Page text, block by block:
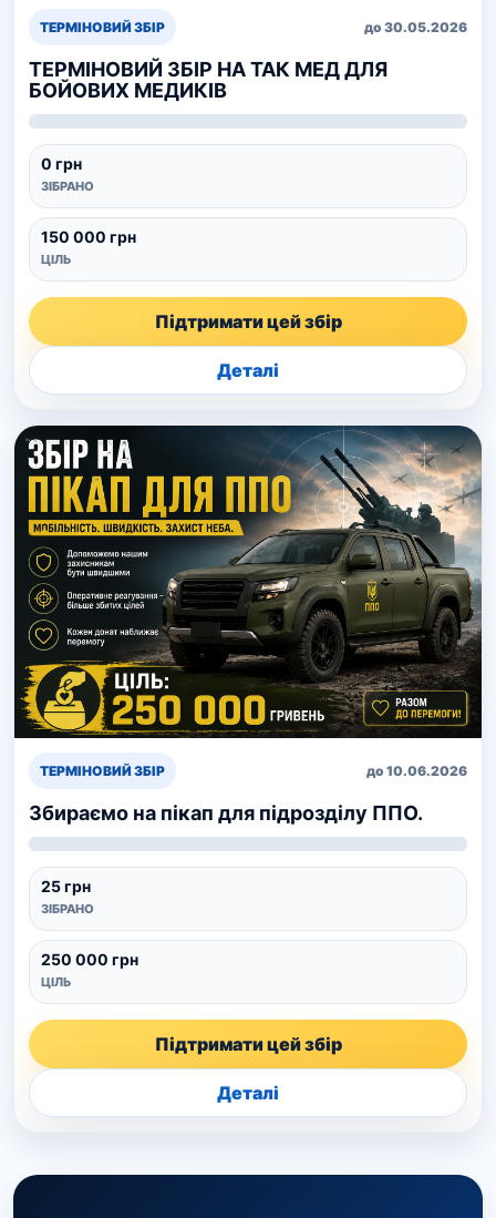
ТЕРМІНОВИЙ ЗБІР до 30.05.2026
ТЕРМІНОВИЙ ЗБІР НА ТАК МЕД ДЛЯ
БОЙОВИХ МЕДИКІВ
0 грн
ЗІБРАНО
150 000 грн
ЦІЛЬ
Підтримати цей збір
Деталі
ТЕРМІНОВИЙ ЗБІР до 10.06.2026
Збираємо на пікап для підрозділу ППО.
25 грн
ЗІБРАНО
250 000 грн
ЦІЛЬ
Підтримати цей збір
Деталі